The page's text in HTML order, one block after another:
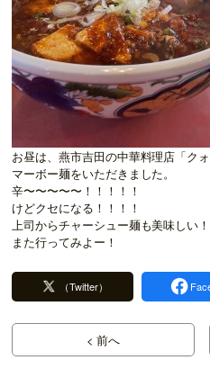
お昼は、燕市吉田の中華料理店「ク
マーボー麺をいただきました。
辛〜〜〜〜〜！！！！！
けどクセになる！！！！
上司からチャーシュー麺も美味しい
また行ってみよー！
（Twitter）
< 前へ